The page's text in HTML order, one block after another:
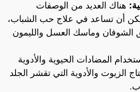
هناك العديد من الوصفات
أن تساعد في علاج حب الشباب،
وماسك العسل والليمون
المضادات الحيوية والأدوية
الزيوت والأدوية التي تقشر الجلد